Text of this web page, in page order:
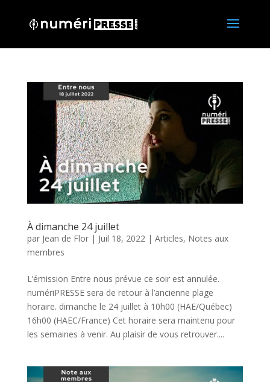
À dimanche 24 juillet
par Jean de Flor| Juil 18, 2022 | Articles, Notes aux
membres
L’émission Entre nous prévue ce soir est annulée.
numériPRESSE sera de retour à l’ancienne plage
horaire. dimanche le 24 juillet à 10h00 (HAE/Québec)
16h00 (HAEC/France) Cet horaire sera maintenu pour
les semaines à venir. Au plaisir de vous retrouver....